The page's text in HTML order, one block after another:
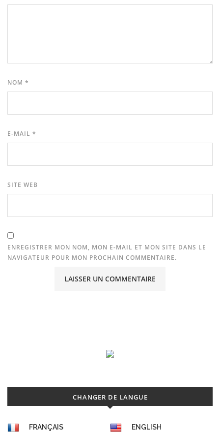
NOM *
E-MAIL *
SITE WEB
ENREGISTRER MON NOM, MON E-MAIL ET MON SITE DANS LE
NAVIGATEUR POUR MON PROCHAIN COMMENTAIRE.
CHANGER DE LANGUE
FRANÇAIS
ENGLISH